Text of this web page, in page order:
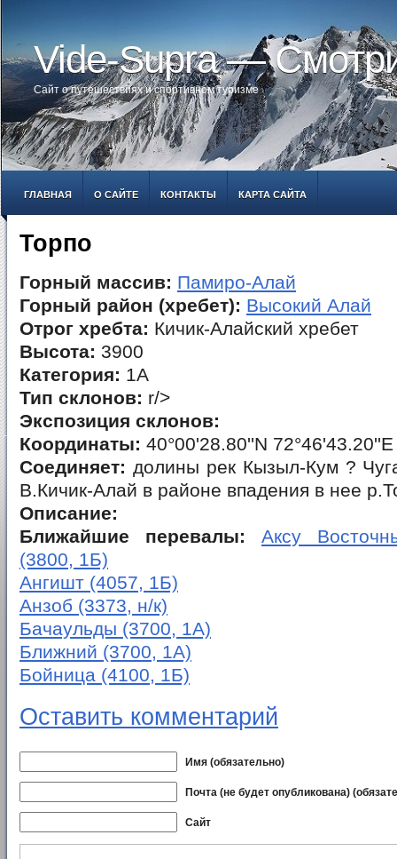
Vide-Supra —
Сайт о путешествиях и спортивном туризме
ГЛАВНАЯ О САЙТЕ КОНТАКТЫ КАРТА САЙТА
Торпо
Горный массив: Памиро-Алай
Горный район (хребет): Высокий Алай
Отрог хребта: Кичик-Алайский хребет
Высота: 3900
Категория: 1А
Тип склонов: r/>
Экспозиция склонов:
Координаты: 40°00'28.80''N 72°46'43.20''E
Соединяет: долины рек Кызыл-Кум ?
В.Кичик-Алай в районе впадения в нее
Описание:
Ближайшие перевалы:
Аксу
(3800, 1Б)
Ангишт (4057, 1Б)
Анзоб (3373, н/к)
Бачаульды (3700, 1А)
Ближний (3700, 1А)
Бойница (4100, 1Б)
Оставить комментарий
Имя (обязательно)
Почта (не будет опубликована)
Сайт